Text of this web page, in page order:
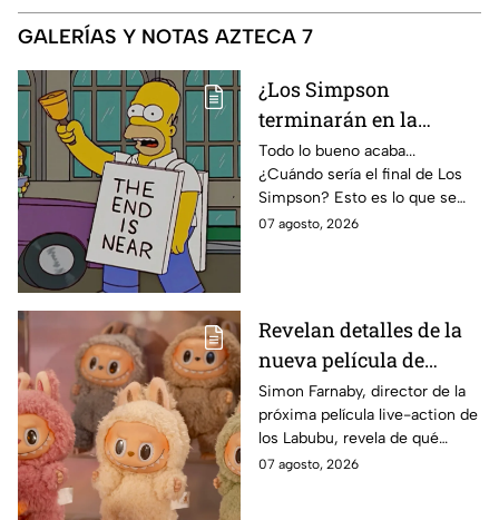
GALERÍAS Y NOTAS AZTECA 7
¿Los Simpson
terminarán en la
temporada 40? Actriz
de Bart Simpson da
IMPACTANTE
declaración
Todo lo bueno acaba...
¿Cuándo sería el final de Los
Simpson? Esto es lo que se
sabe:
07 agosto, 2026
Revelan detalles de la
nueva película de
Labubu: de qué tratará
y cuándo se estrena
Simon Farnaby, director de la
próxima película live-action de
los Labubu, revela de qué
tratará la cinta. Aquí te
07 agosto, 2026